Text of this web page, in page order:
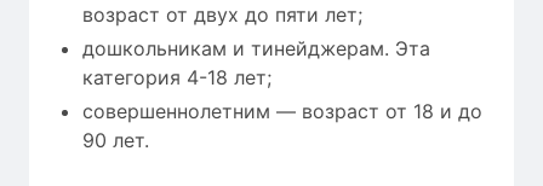
возраст от двух до пяти лет;
дошкольникам и тинейджерам. Эта
категория 4-18 лет;
совершеннолетним — возраст от 18 и до
90 лет.